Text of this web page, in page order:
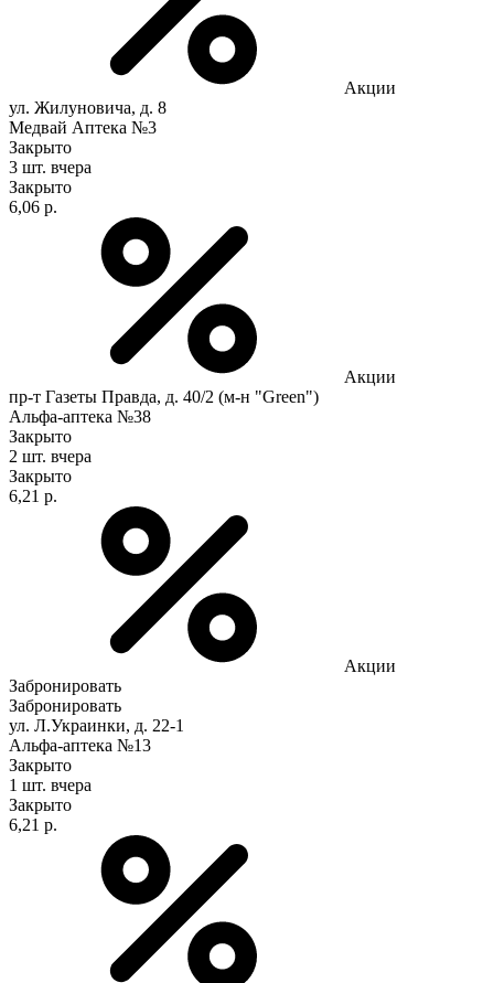
Акции
ул. Жилуновича, д. 8
Медвай Аптека №3
Закрыто
3 шт. вчера
Закрыто
6,06 р.
Акции
пр-т Газеты Правда, д. 40/2 (м-н "Green")
Альфа-аптека №38
Закрыто
2 шт. вчера
Закрыто
6,21 р.
Акции
Забронировать
Забронировать
ул. Л.Украинки, д. 22-1
Альфа-аптека №13
Закрыто
1 шт. вчера
Закрыто
6,21 р.